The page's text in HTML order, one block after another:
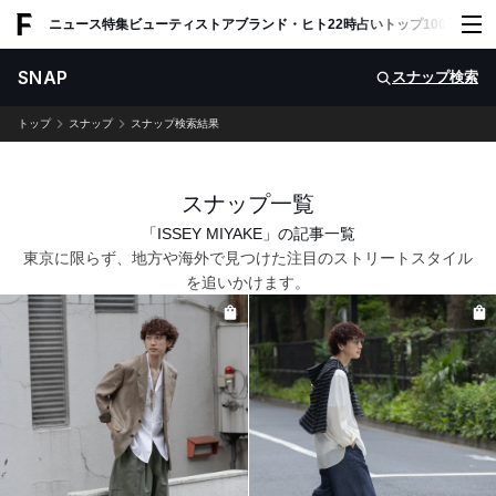
ニュース特集ビューティ ストアブランド・ヒト22時占い トップ100 スナッ
SNAP スナップ検索
トップ スナップ スナップ検索結果
スナップ一覧
「ISSEY MIYAKE」の記事一覧
東京に限らず、地方や海外で見つけた注目のストリートスタイル
を追いかけます。